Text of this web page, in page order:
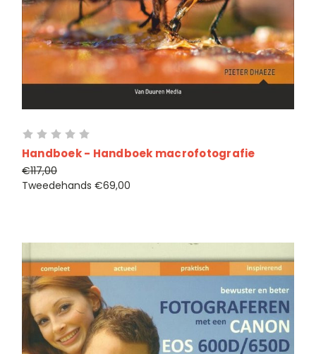
Handboek - Handboek macrofotografie
€117,00
Tweedehands €69,00